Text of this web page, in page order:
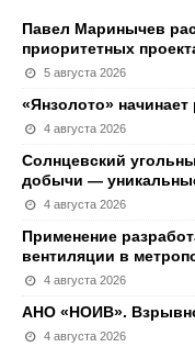
Павел Маринычев
приоритетных
5 августа 2026
«Янзолото»
4 августа 2026
Солнцевский
добычи —
4 августа 2026
Применение
вентиляции в
4 августа 2026
АНО «НОИВ».
4 августа 2026